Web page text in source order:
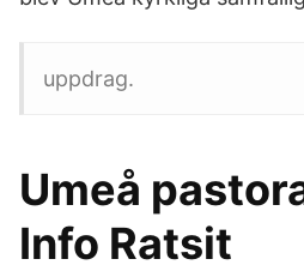
uppdrag.
Umeå
Info Ratsit